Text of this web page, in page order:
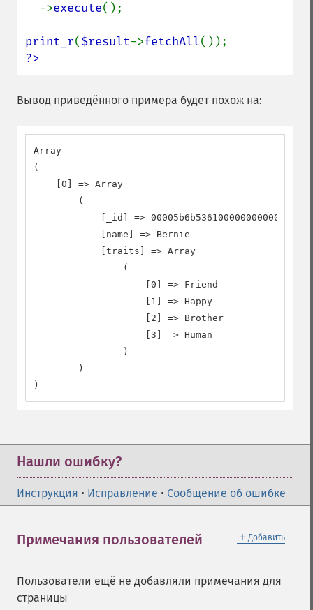
  ->
execute();
print_r($result->fetchAll
?>
Вывод приведённого примера будет похож на:
Array
(
    [0] => Array
        (
            [_id] => 00005b6b5361000000000000010d
            [name] => Bernie
            [traits] => Array
                (
                    [0] => Friend
                    [1] => Happy
                    [2] => Brother
                    [3] => Human
                )
        )
)
Нашли ошибку?
Инструкция • Исправление • Сообщение об ошибке
＋ Добавить
Примечания пользователей
Пользователи ещё не добавляли примечания для
страницы